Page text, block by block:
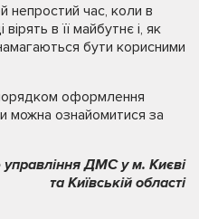
непростий час, коли в
вірять в її майбутнє і, як
бути корисними
оформлення
можна ознайомитися за
ДМС у м. Києві
та Київській області